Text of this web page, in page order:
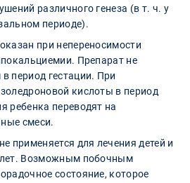
различного генеза (в т. ч. у
периоде).
при непереносимости
Препарат не
период гестации. При
кислоты в период
ребенка переводят на
смеси.
применяется для лечения детей и
Возможным побочным
состояние, которое